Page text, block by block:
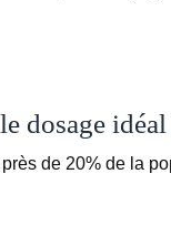
dosage
de 20% de la